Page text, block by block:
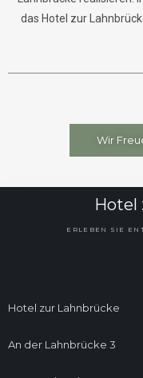
das Hotel zur
Wir
Hotel
ERLEBEN SIE
Hotel zur Lahnbrücke
An der Lahnbrücke 3